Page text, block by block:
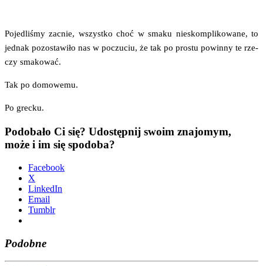
Poje­dli­śmy zacnie, wszyst­ko choć w sma­ku nie­skom­pli­ko­wa­ne, to
jed­nak pozo­sta­wi­ło nas w poczu­ciu, że tak po pro­stu powin­ny te rze­
czy smakować.
Tak po domowemu.
Po grec­ku.
Podobało Ci się? Udostępnij swoim znajomym,
może i im się spodoba?
Face­bo­ok
X
Lin­ke­dIn
Ema­il
Tum­blr
Podobne